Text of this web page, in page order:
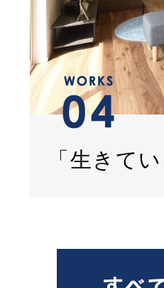
「生きて